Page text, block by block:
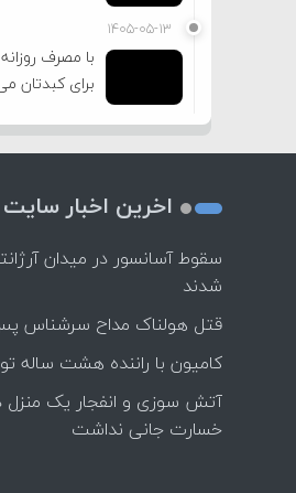
۱۴۰۵-۰۵-۱۳
با مصرف
برای کبدتان
اخرین اخبار سایت
شدند
قتل هولناک مداح سرشناس
کامیون با راننده هشت ساله
آتش سوزی و انفجار یک منزل
خسارت جانی نداشت